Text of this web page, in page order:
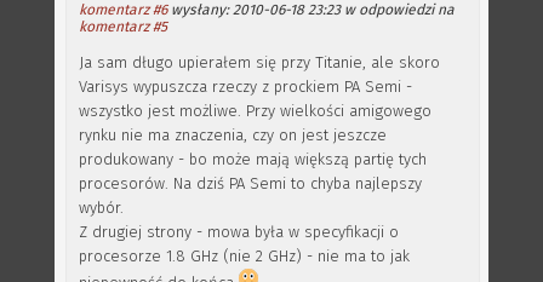
komentarz #6wysłany: 2010-06-18 23:23 w odpowiedzi na
komentarz #5
Ja sam długo upierałem się przy Titanie, ale skoro
Varisys wypuszcza rzeczy z prockiem PA Semi -
wszystko jest możliwe. Przy wielkości amigowego
rynku nie ma znaczenia, czy on jest jeszcze
produkowany - bo może mają większą partię tych
procesorów. Na dziś PA Semi to chyba najlepszy
wybór.
Z drugiej strony - mowa była w specyfikacji o
procesorze 1.8 GHz (nie 2 GHz) - nie ma to jak